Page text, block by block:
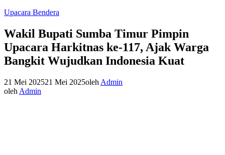
Upacara Bendera
Wakil Bupati Sumba Timur Pimpin
Upacara Harkitnas ke-117, Ajak Warga
Bangkit Wujudkan Indonesia Kuat
21 Mei 202521 Mei 2025oleh Admin
oleh Admin